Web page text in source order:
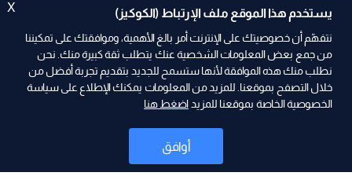
2024-01-18
عضو بمجلس الشيوخ الأميركي : الولايات المتحدة
متواطئة في كابوس الفلسطينيين
X يستخدم هذا الموقع ملف الإرتباط (الكوكيز)
نتفهّم أن خصوصيتك على الإنترنت أمر بالغ الأهمية، وموافقتك على تمكيننا
من جمع بعض المعلومات الشخصية عنك يتطلب ثقة كبيرة منك. نحن
نطلب منك هذه الموافقة لأنها ستسمح للجديد بتقديم تجربة أفضل من
خلال التصفح بموقعنا. للمزيد من المعلومات يمكنك الإطلاع على سياسة
الخصوصية الخاصة بموقعنا للمزيد اضغط هنا
أوافق